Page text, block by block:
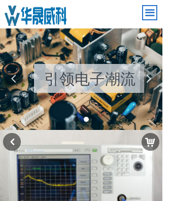
끀
引领电子潮流
넳 넲
낙
낒